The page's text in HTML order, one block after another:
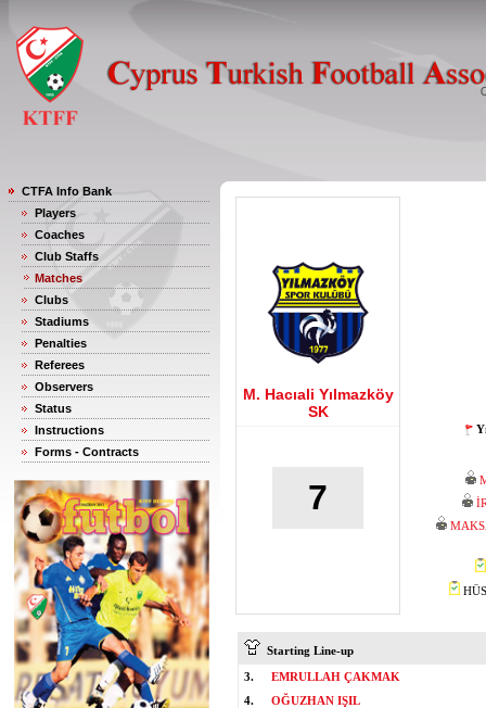
CTFA Info Bank
Players
Coaches
Club Staffs
Matches
Clubs
Stadiums
Penalties
Referees
Observers
Status
Instructions
Forms - Contracts
M. Hacıali Yılmazköy
SK
7
Starting Line-up
3.
EMRULLAH ÇAKMAK
4.
OĞUZHAN IŞIL